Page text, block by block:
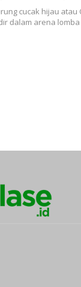
cucak hijau
dalam arena